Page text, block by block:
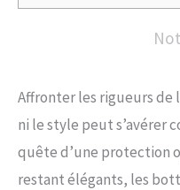
Affronter les rigueurs de
ni le style peut s’avérer
quête d’une protection
restant élégants, les